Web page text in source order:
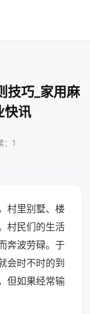
技巧_家用麻
快讯
：1
村里别墅、楼
村民们的生活
奔波劳碌。于
会时不时的到
但如果经常输